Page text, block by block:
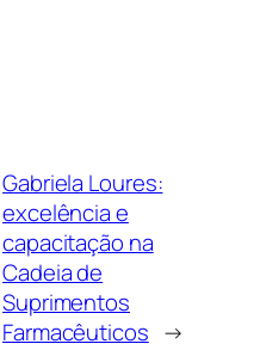
Gabriela Loures:
excelência e
capacitação na
Cadeia de
Suprimentos
Farmacêuticos →